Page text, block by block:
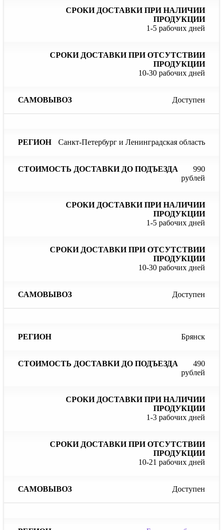
1-5 рабочих дней
10-30 рабочих дней
Доступен
Санкт-Петербург и Ленинградская область
990
рублей
1-5 рабочих дней
10-30 рабочих дней
Доступен
Брянск
490
рублей
1-3 рабочих дней
10-21 рабочих дней
Доступен